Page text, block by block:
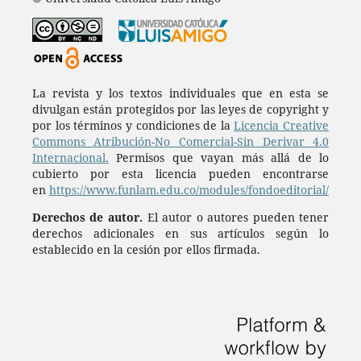
La revista y los textos individuales que en esta se
divulgan están protegidos por las leyes de copyright y
por los términos y condiciones de laLicencia Creative
Commons Atribución-No Comercial-Sin Derivar 4.0
Internacional. Permisos que vayan más allá de lo
cubierto por esta licencia pueden encontrarse
en https://www.funlam.edu.co/modules/fondoeditorial/
Derechos de autor. El autor o autores pueden tener
derechos adicionales en sus artículos según lo
establecido en la cesión por ellos firmada.